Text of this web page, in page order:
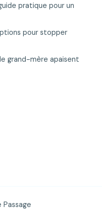
pratique pour un
pour stopper
grand-mère apaisent